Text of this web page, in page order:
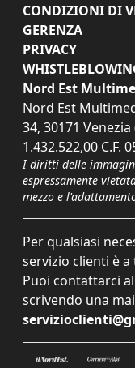
CONDIZIONI DI
GERENZA
PRIVACY
Nord Est
Nord Est
34, 30171 Venezia
1.432.522,00 C.F.
I diritti delle
espressamente
mezzo e
Per qualsiasi
servizio clienti è
Puoi contattarci
scrivendo una